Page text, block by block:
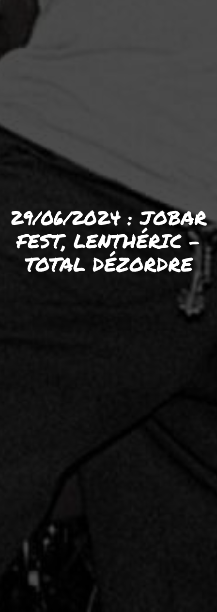
29/06/2024 : JOBAR
FEST, LENTHÉRIC –
TOTAL DÉZORDRE